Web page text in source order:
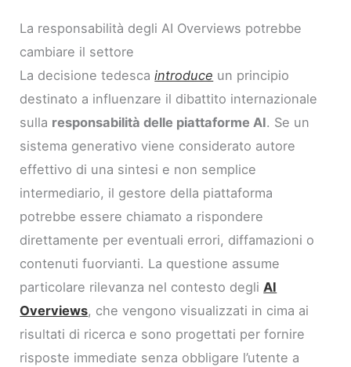
La responsabilità degli AI Overviews potrebbe
cambiare il settore
La decisione tedescaintroduce un principio
destinato a influenzare il dibattito internazionale
sulla responsabilità delle piattaforme AI. Se un
sistema generativo viene considerato autore
effettivo di una sintesi e non semplice
intermediario, il gestore della piattaforma
potrebbe essere chiamato a rispondere
direttamente per eventuali errori, diffamazioni o
contenuti fuorvianti. La questione assume
particolare rilevanza nel contesto degliAI
Overviews, che vengono visualizzati in cima ai
risultati di ricerca e sono progettati per fornire
risposte immediate senza obbligare l’utente a